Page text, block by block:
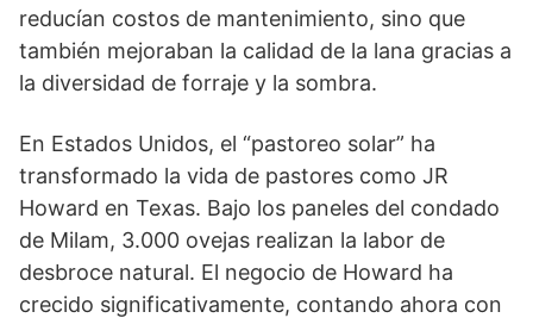
reducían costos de mantenimiento, sino que
también mejoraban la calidad de la lana gracias a
la diversidad de forraje y la sombra.
En Estados Unidos, el “pastoreo solar” ha
transformado la vida de pastores como JR
Howard en Texas. Bajo los paneles del condado
de Milam, 3.000 ovejas realizan la labor de
desbroce natural. El negocio de Howard ha
crecido significativamente, contando ahora con